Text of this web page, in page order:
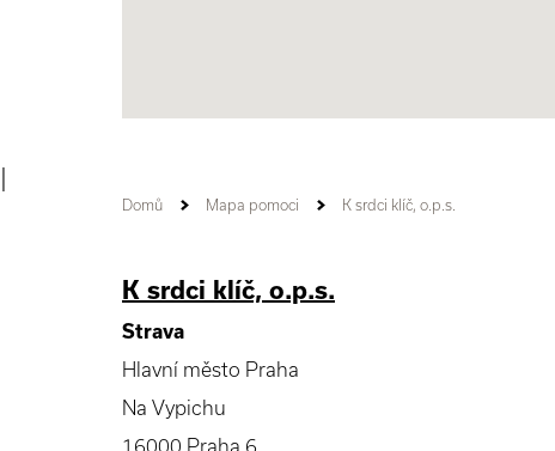
Domů Mapa pomoci K srdci klíč, o.p.s.
K srdci klíč, o.p.s.
Strava
Hlavní město Praha
Na Vypichu
16000 Praha 6